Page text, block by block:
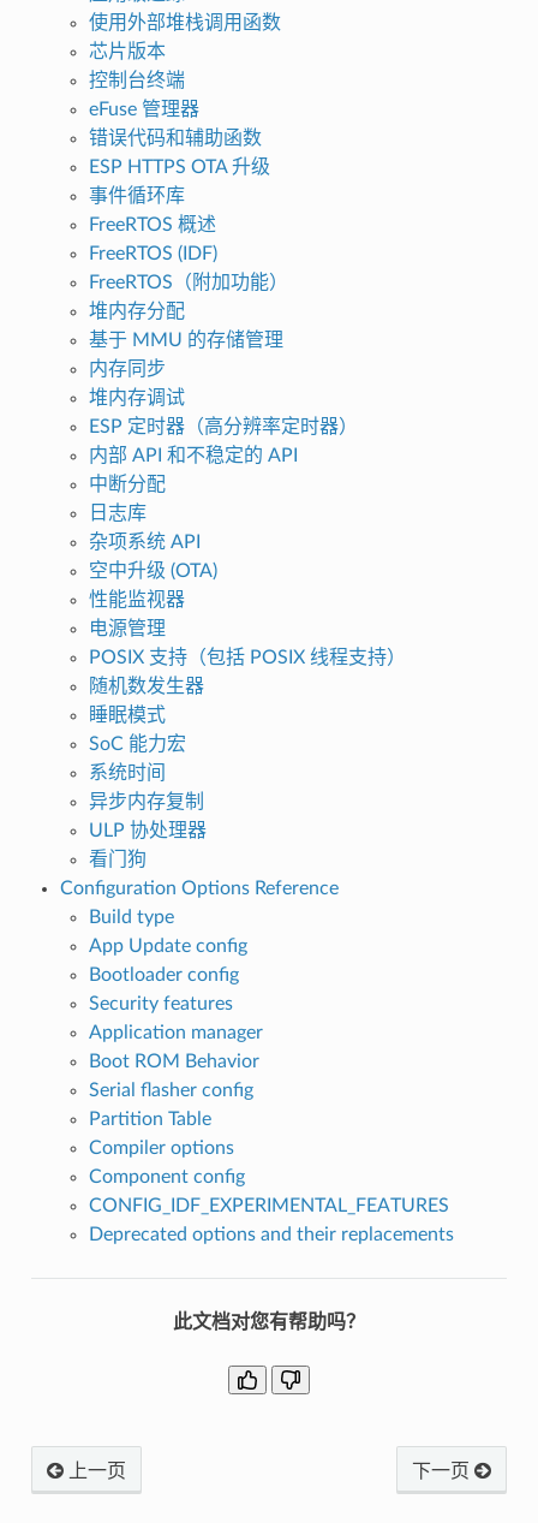
使用外部堆栈调用函数
芯片版本
控制台终端
eFuse 管理器
错误代码和辅助函数
ESP HTTPS OTA 升级
事件循环库
FreeRTOS 概述
FreeRTOS (IDF)
FreeRTOS（附加功能）
堆内存分配
基于 MMU 的存储管理
内存同步
堆内存调试
ESP 定时器（高分辨率定时器）
内部 API 和不稳定的 API
中断分配
日志库
杂项系统 API
空中升级 (OTA)
性能监视器
电源管理
POSIX 支持（包括 POSIX 线程支持）
随机数发生器
睡眠模式
SoC 能力宏
系统时间
异步内存复制
ULP 协处理器
看门狗
Configuration Options Reference
Build type
App Update config
Bootloader config
Security features
Application manager
Boot ROM Behavior
Serial flasher config
Partition Table
Compiler options
Component config
CONFIG_IDF_EXPERIMENTAL_FEATURES
Deprecated options and their replacements
此文档对您有帮助吗？
上一页 下一页